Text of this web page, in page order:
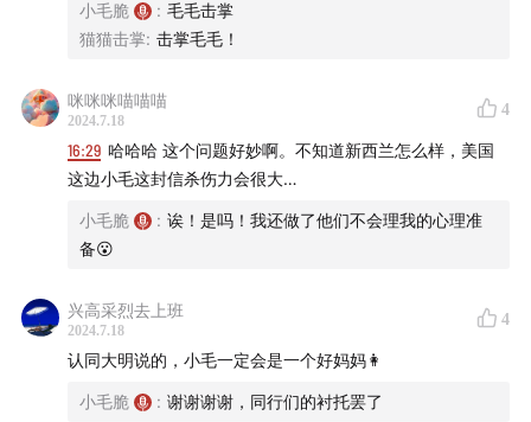
小毛脆 : 毛毛击掌
猫猫击掌: 击掌毛毛！
咪咪咪喵喵喵
2024.7.18
4
16:29 哈哈哈 这个问题好妙啊。不知道新西兰怎么样，美国
这边小毛这封信杀伤力会很大…
小毛脆 : 诶！是吗！我还做了他们不会理我的心理准
备😮
兴高采烈去上班
2024.7.18
4
认同大明说的，小毛一定会是一个好妈妈👩
小毛脆 : 谢谢谢谢，同行们的衬托罢了